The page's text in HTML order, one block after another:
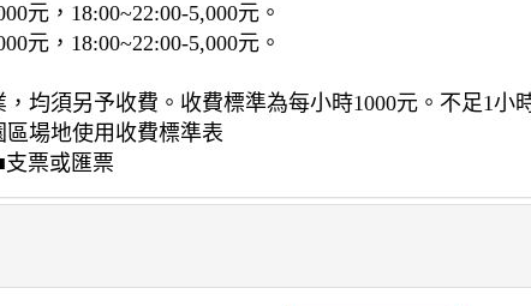
元，18:00~22:00-5,000元。
元，18:00~22:00-5,000元。
均須另予收費。收費標準為每小時1000元。不足1小
場地使用收費標準表
票或匯票